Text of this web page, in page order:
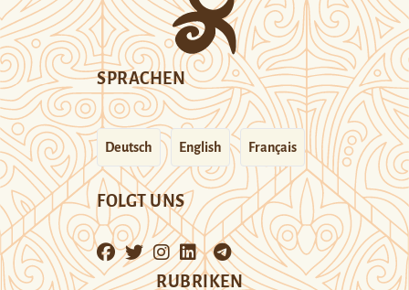
SPRACHEN
Deutsch English Français
FOLGT UNS
RUBRIKEN